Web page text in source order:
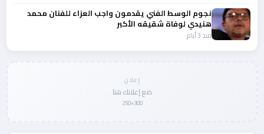
نجوم الوسط الفني يقدمون واجب العزاء للفنان محمد
هنيدي لوفاة شقيقه الأكبر
منذ 3 أيام
إعلان
ضع إعلانك هنا
300×250